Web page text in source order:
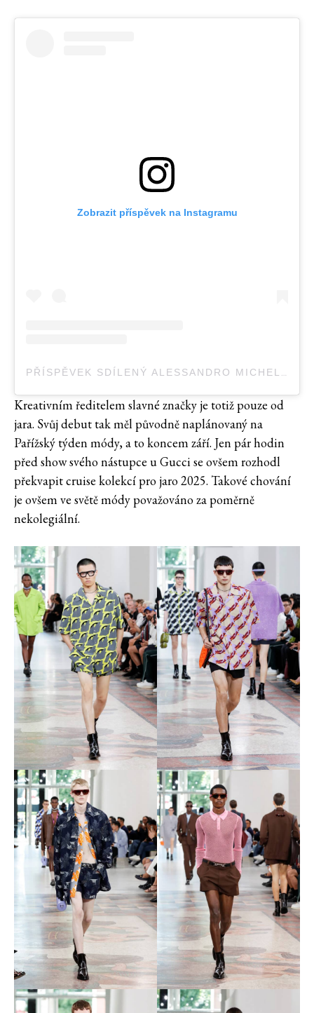
Zobrazit příspěvek na Instagramu
PŘÍSPĚVEK SDÍLENÝ ALESSANDRO MICHELE (@ALESSANDRO_MICHELE)
Kreativním ředitelem slavné značky je totiž pouze od
jara. Svůj debut tak měl původně naplánovaný na
Pařížský týden módy, a to koncem září. Jen pár hodin
před show svého nástupce u Gucci se ovšem rozhodl
překvapit cruise kolekcí pro jaro 2025. Takové chování
je ovšem ve světě módy považováno za poměrně
nekolegiální.